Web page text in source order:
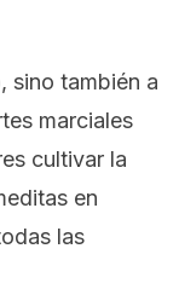
sino también a
marciales
cultivar la
en
las